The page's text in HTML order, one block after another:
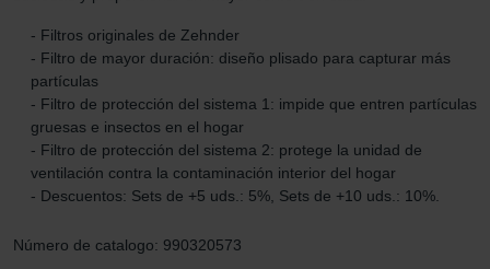
- Filtros originales de Zehnder
- Filtro de mayor duración: diseño plisado para capturar más
partículas
- Filtro de protección del sistema 1: impide que entren partículas
gruesas e insectos en el hogar
- Filtro de protección del sistema 2: protege la unidad de
ventilación contra la contaminación interior del hogar
- Descuentos: Sets de +5 uds.: 5%, Sets de +10 uds.: 10%.
Número de catalogo: 990320573